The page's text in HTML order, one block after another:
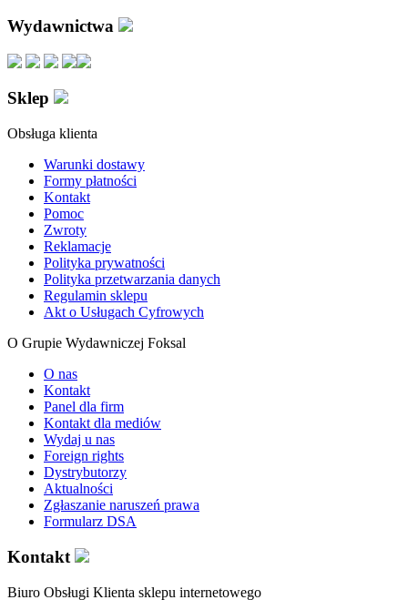
Wydawnictwa
Sklep
Obsługa klienta
Warunki dostawy
Formy płatności
Kontakt
Pomoc
Zwroty
Reklamacje
Polityka prywatności
Polityka przetwarzania danych
Regulamin sklepu
Akt o Usługach Cyfrowych
O Grupie Wydawniczej Foksal
O nas
Kontakt
Panel dla firm
Kontakt dla mediów
Wydaj u nas
Foreign rights
Dystrybutorzy
Aktualności
Zgłaszanie naruszeń prawa
Formularz DSA
Kontakt
Biuro Obsługi Klienta sklepu internetowego